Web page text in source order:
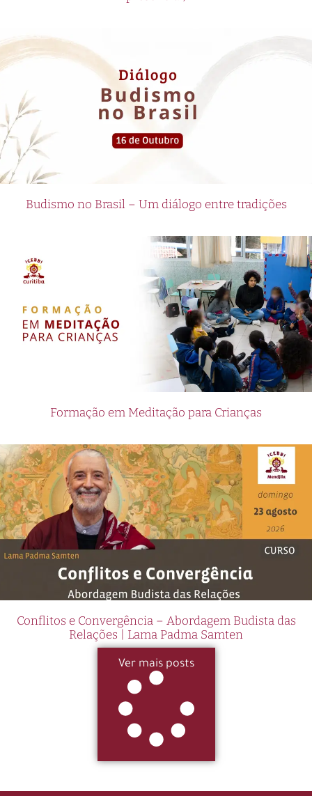
Budismo no Brasil – Um diálogo entre tradições
Formação em Meditação para Crianças
Conflitos e Convergência – Abordagem Budista das
Relações | Lama Padma Samten
Ver mais posts